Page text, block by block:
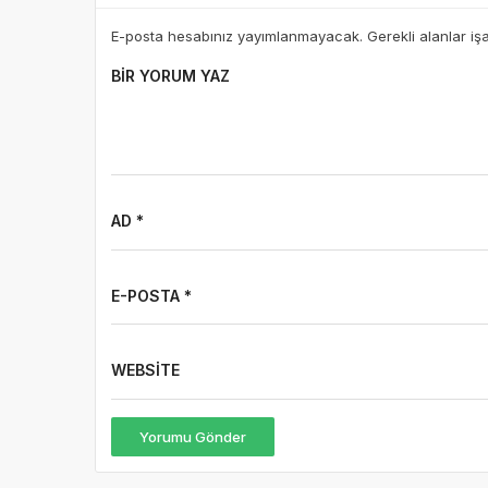
E-posta hesabınız yayımlanmayacak. Gerekli alanlar
BIR YORUM YAZ
AD *
E-POSTA *
WEBSITE
Yorumu Gönder